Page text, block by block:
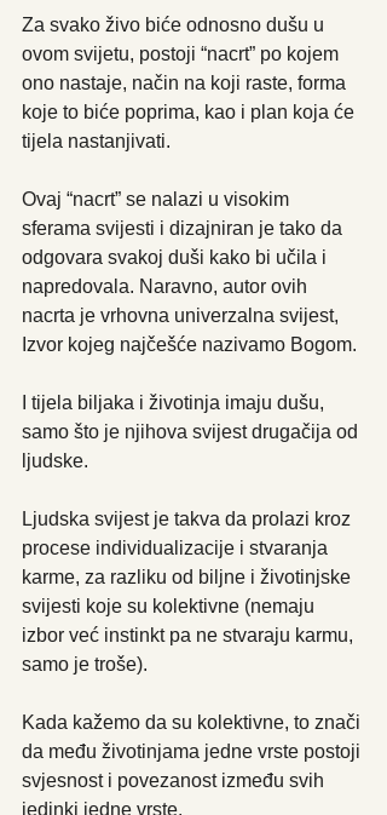
Za svako živo biće odnosno dušu u
ovom svijetu, postoji “nacrt” po kojem
ono nastaje, način na koji raste, forma
koje to biće poprima, kao i plan koja će
tijela nastanjivati.
Ovaj “nacrt” se nalazi u visokim
sferama svijesti i dizajniran je tako da
odgovara svakoj duši kako bi učila i
napredovala. Naravno, autor ovih
nacrta je vrhovna univerzalna svijest,
Izvor kojeg najčešće nazivamo Bogom.
I tijela biljaka i životinja imaju dušu,
samo što je njihova svijest drugačija od
ljudske.
Ljudska svijest je takva da prolazi kroz
procese individualizacije i stvaranja
karme, za razliku od biljne i životinjske
svijesti koje su kolektivne (nemaju
izbor već instinkt pa ne stvaraju karmu,
samo je troše).
Kada kažemo da su kolektivne, to znači
da među životinjama jedne vrste postoji
svjesnost i povezanost između svih
jedinki jedne vrste.